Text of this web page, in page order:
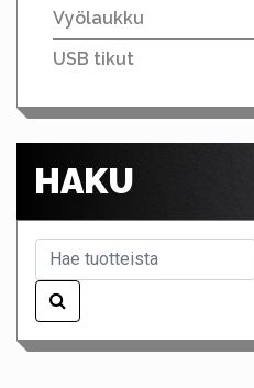
Vyölaukku
USB tikut
HAKU